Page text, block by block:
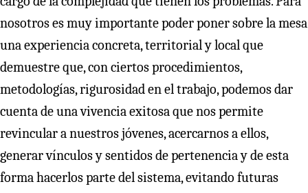
nosotros es muy importante poder poner sobre la mesa
una experiencia concreta, territorial y local que
demuestre que, con ciertos procedimientos,
metodologías, rigurosidad en el trabajo, podemos dar
cuenta de una vivencia exitosa que nos permite
revincular a nuestros jóvenes, acercarnos a ellos,
generar vínculos y sentidos de pertenencia y de esta
forma hacerlos parte del sistema, evitando futuras